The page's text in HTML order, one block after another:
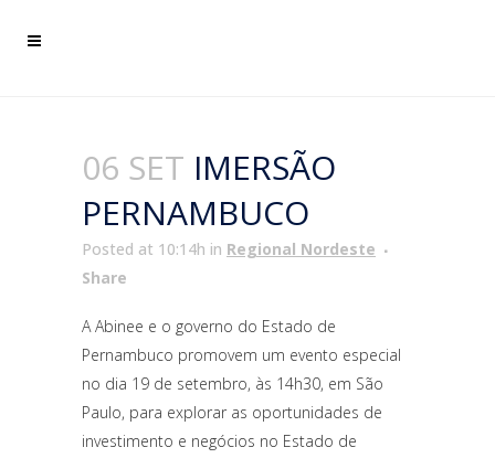
06 SET IMERSÃO
PERNAMBUCO
Posted at 10:14h in Regional Nordeste
Share
A Abinee e o governo do Estado de
Pernambuco promovem um evento especial
no dia 19 de setembro, às 14h30, em São
Paulo, para explorar as oportunidades de
investimento e negócios no Estado de